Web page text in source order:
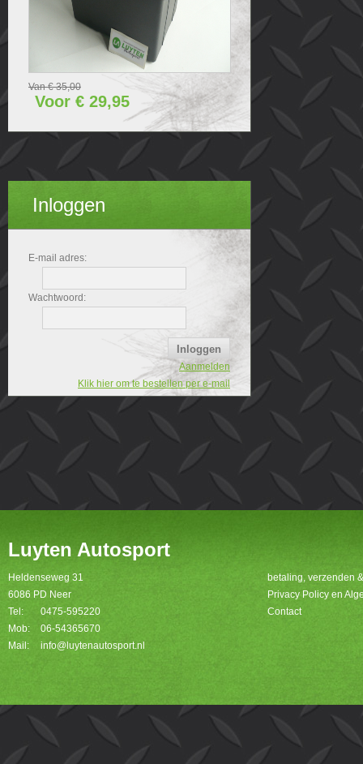
Van € 35,00
Voor € 29,95
Inloggen
E-mail adres:
Wachtwoord:
Aanmelden
Klik hier om te bestellen per e-mail
Luyten Autosport
Heldenseweg 31
6086 PD Neer
Tel:
0475-595220
Mob:
06-54365670
Mail:
info@luytenautosport.nl
betaling, verzenden
Privacy Policy en
Contact